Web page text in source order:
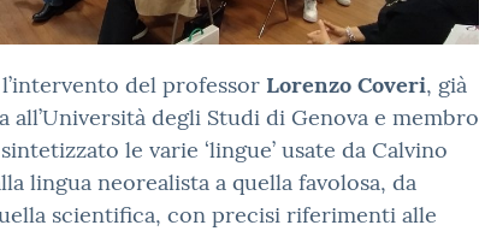
del professor Lorenzo Coveri, già
degli Studi di Genova e membro
le varie ‘lingue’ usate da Calvino
lingua neorealista a quella favolosa, da
scientifica, con precisi riferimenti alle